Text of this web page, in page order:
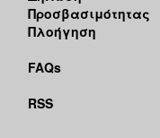
Προσβασιμότητας
Πλοήγηση
FAQs
RSS